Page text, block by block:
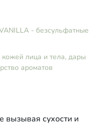
(Лимонен).
- безсульфатные
кожей лица и тела, дары
ароматов
вызывая сухости и